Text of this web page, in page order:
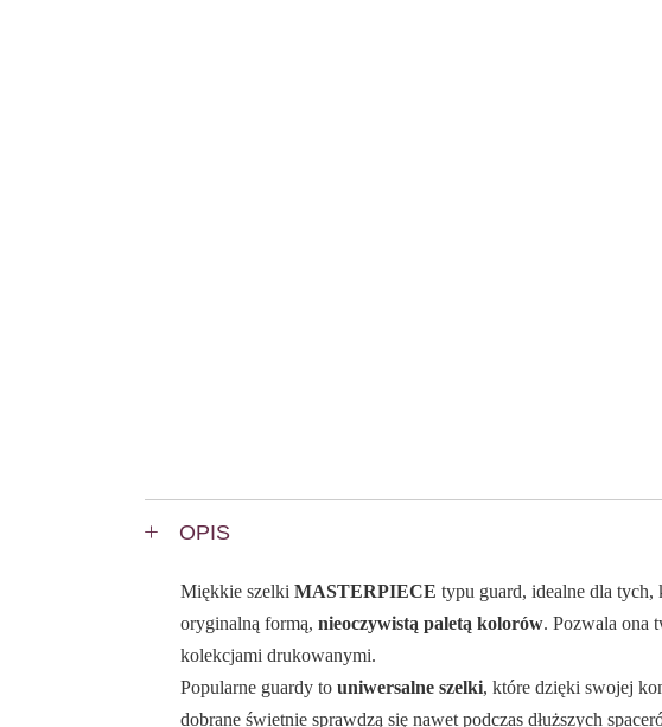
OPIS
Miękkie szelki MASTERPIECE typu guard, idealne dla tych,
oryginalną formą, nieoczywistą paletą kolorów. Pozwala ona
kolekcjami drukowanymi.
Popularne guardy to uniwersalne szelki, które dzięki swojej
dobrane świetnie sprawdzą się nawet podczas dłuższych